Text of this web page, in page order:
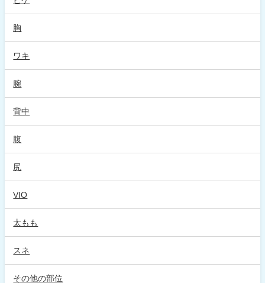
胸
ワキ
腕
背中
腹
尻
VIO
太もも
スネ
その他の部位